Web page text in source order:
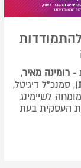
- רומינה מאיר,
, סמנכ"ל דיגיטל,
לשיימינג
העסקית בעת